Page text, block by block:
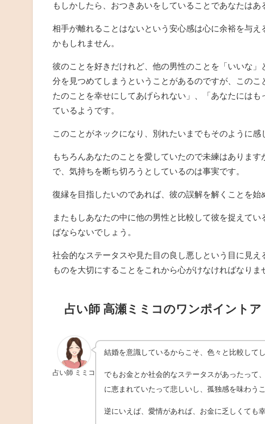
もしかしたら、おつきあいをしていることであなたはあ
相手が離れることはないという安心感は心に余裕を与
かもしれません。
彼のことを好きだけれど、他の男性のことを「いいな
分を見つめてしまうということがあるのですが、この
たのことを幸せにしてあげられない」、「あなたには
ているようです。
このことがネックになり、別れたいまでもそのように感
もちろんあなたのことを愛していたので未練はありま
で、気持ちを断ち切ろうとしているのは事実です。
復縁を目指したいのであれば、彼の誤解を解くことを始
またもしあなたの中に他の男性と比較して彼を捉えて
ばならないでしょう。
社会的なステータスや見た目の良し悪しという目に見
ものを大切にすることをこれから心がけなければなりま
占い師 高瀬ミミコのワンポイントア
占い師 ミミコ
結婚を意識しているからこそ、色々と比較して
でもお金とか社会的なステータスがあったって
に恵まれていたって悲しいし、孤独感を味わう
逆にいえば、愛情があれば、お金に乏しくても